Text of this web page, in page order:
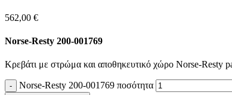
562,00 €
Norse-Resty 200-001769
Κρεβάτι με στρώμα και αποθηκευτικό χώρο Norse-Resty
Norse-Resty 200-001769 ποσότητα